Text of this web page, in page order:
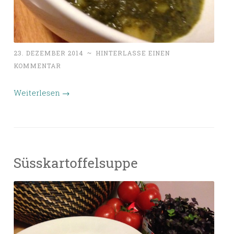
23. DEZEMBER 2014 ~
HINTERLASSE EINEN
KOMMENTAR
Weiterlesen →
Süsskartoffelsuppe